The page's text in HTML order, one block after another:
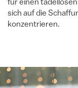
sich auf die
konzentrieren.